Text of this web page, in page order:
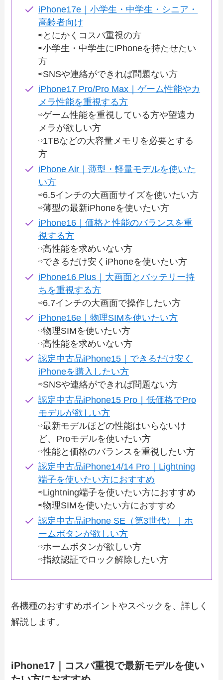
iPhone17e｜小学生・中学生・シニア・
高齢者向け
⇨とにかくコスパ重視の方
⇨小学生・中学生にiPhoneを持たせたい
方
⇨SNSや連絡ができれば問題ない方
iPhone17 Pro/Pro Max｜ゲーム性能やカ
メラ性能を重視する方
⇨ゲーム性能を重視している方や望遠カ
メラが欲しい方
⇨1TBなどの大容量メモリを必要とする
方
iPhone Air｜薄型・軽量モデルを使いた
い方
⇨6.5インチの大画面サイズを使いたい方
⇨薄型の最新iPhoneを使いたい方
iPhone16｜価格と性能のバランスを重
視する方
⇨高性能を求めいない方
⇨できるだけ安くiPhoneを使いたい方
iPhone16 Plus｜大画面とバッテリー持
ちを重視する方
⇨6.7インチの大画面で操作したい方
iPhone16e｜物理SIMを使いたい方
⇨物理SIMを使いたい方
⇨高性能を求めいない方
認定中古品iPhone15｜できるだけ安く
iPhoneを購入したい方
⇨SNSや連絡ができれば問題ない方
認定中古品iPhone15 Pro｜低価格でPro
モデルが欲しい方
⇨最新モデルほどの性能はいらないけ
ど、Proモデルを使いたい方
⇨性能と価格のバランスを重視したい方
認定中古品iPhone14/14 Pro｜Lightning
端子を使いたい方におすすめ
⇨Lightning端子を使いたい方におすすめ
⇨物理SIMを使いたい方におすすめ
認定中古品iPhone SE（第3世代）｜ホ
ームボタンが欲しい方
⇨ホームボタンが欲しい方
⇨指紋認証でロック解除したい方
各機種のおすすめポイントやスペックを、詳しく
解説します。
iPhone17｜コスパ重視で最新モデルを使い